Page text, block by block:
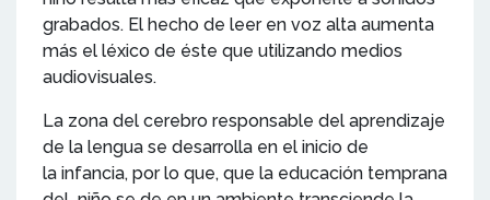
grabados. El hecho de leer en voz alta aumenta
más el léxico de éste que utilizando medios
audiovisuales.
La zona del cerebro responsable del aprendizaje
de la lengua se desarrolla en el inicio de
la infancia, por lo que, que la educación temprana